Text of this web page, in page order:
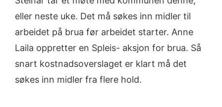
eller neste uke. Det må søkes inn midler til
arbeidet på brua før arbeidet starter. Anne
Laila oppretter en Spleis- aksjon for brua. Så
snart kostnadsoverslaget er klart må det
søkes inn midler fra flere hold.